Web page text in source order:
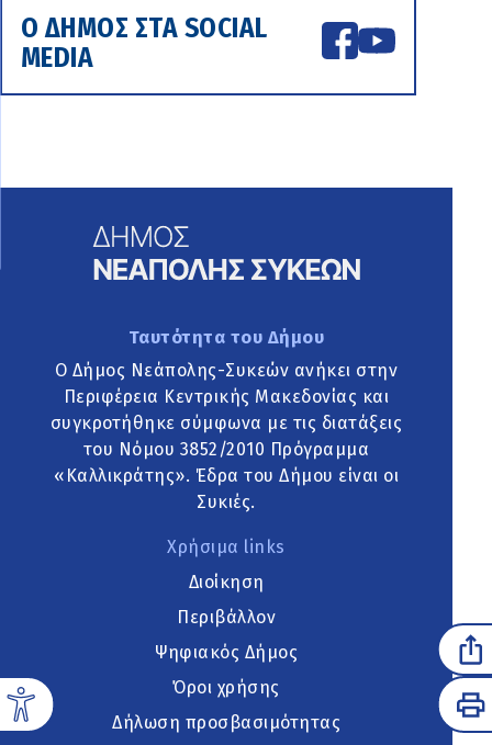
Ο ΔΗΜΟΣ ΣΤΑ SOCIAL
MEDIA
Ταυτότητα του Δήμου
Ο Δήμος Νεάπολης-Συκεών ανήκει στην
Περιφέρεια Κεντρικής Μακεδονίας και
συγκροτήθηκε σύμφωνα με τις διατάξεις
του Νόμου 3852/2010 Πρόγραμμα
«Καλλικράτης». Έδρα του Δήμου είναι οι
Συκιές.
Χρήσιμα links
Διοίκηση
Περιβάλλον
Ψηφιακός Δήμος
Όροι χρήσης
Δήλωση προσβασιμότητας